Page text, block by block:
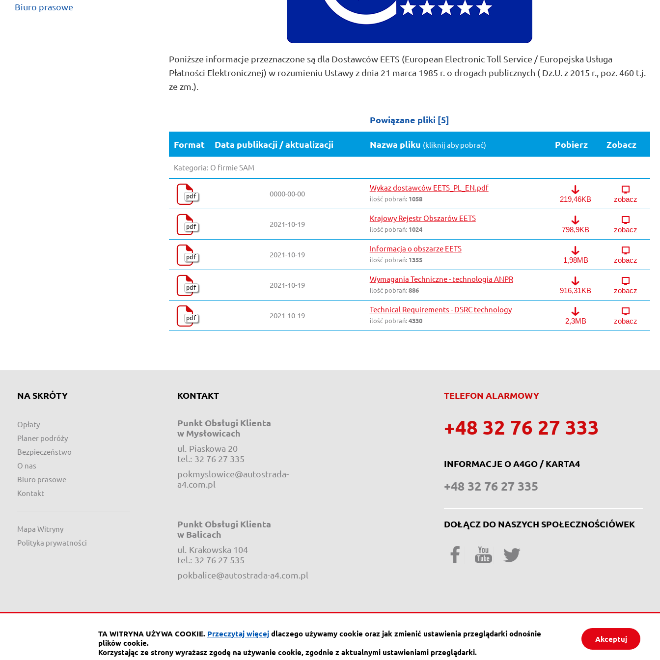
TA WITRYNA UŻYWA COOKIE. Przeczytaj więcej dlaczego używamy cookie oraz jak zmienić ustawienia przeglądarki odnośnie
plików cookie.
Korzystając ze strony wyrażasz zgodę na używanie cookie, zgodnie z aktualnymi ustawieniami przeglądarki.
Akceptuj
Poniższe informacje przeznaczone są dla Dostawców EETS (European Electronic Toll Service / Europejska Usługa
Płatności Elektronicznej) w rozumieniu Ustawy z dnia 21 marca 1985 r. o drogach publicznych ( Dz.U. z 2015 r., poz. 460 t.j.
ze zm.).
Kategoria:
Powiązane pliki[5]
Format Data publikacji / aktualizacji Nazwa pliku (kliknij aby pobrać) Pobierz Zobacz
Kategoria: O firmie SAM
pdf 0000-00-00
Wykaz dostawców EETS_PL_EN.pdf
ilość pobrań: 1058 Wykaz dostawców
219,46KB zobacz
pdf 2021-10-19
Krajowy Rejestr Obszarów EETS
ilość pobrań: 1024 Krajowy Rejestr Obszarów
798,9KB zobacz
pdf 2021-10-19
Informacja o obszarze EETS
ilość pobrań: 1355 Informacja o obszarze EETS
1,98MB zobacz
pdf 2021-10-19
Wymagania Techniczne - technologia ANPR
ilość pobrań:886 Wymagania Techniczne -
916,31KB zobacz
pdf 2021-10-19
Technical Requirements - DSRC technology
ilość pobrań:4330 Technical Requirements -
2,3MB zobacz
Biuro prasowe
NA SKRÓTY
Opłaty
Planer podróży
Bezpieczeństwo
O nas
Biuro prasowe
Kontakt
Mapa Witryny
Polityka prywatności
KONTAKT
Punkt Obsługi Klienta
w Mysłowicach
ul. Piaskowa 20
tel.: 32 76 27 335
pokmyslowice@autostrada-
a4.com.pl
Punkt Obsługi Klienta
w Balicach
ul. Krakowska 104
tel.: 32 76 27 535
pokbalice@autostrada-a4.com.pl
TELEFON ALARMOWY
+48 32 76 27 333
INFORMACJE O A4GO / KARTA4
+48 32 76 27 335
DOŁĄCZ DO NASZYCH SPOŁECZNOŚCIÓWEK
Facebook YouTube
ul. Piaskowa 20,
41-404 Mysłowice
tel.: 32 76 27 555
fax 32 76 27 556